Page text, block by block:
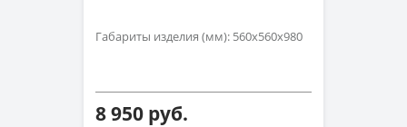
Габариты изделия (мм): 560x560x980
8 950 руб.